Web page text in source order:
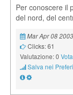
Per conoscere il
del nord, del
Mar Apr 08 2003
Clicks: 61
Valutazione: 0 Vota
Salva nei